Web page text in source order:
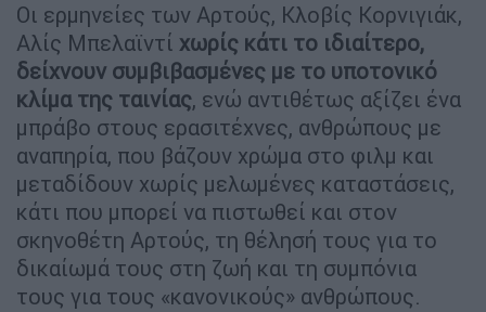
Οι ερμηνείες των Αρτούς, Κλοβίς Κορνιγιάκ,
Αλίς Μπελαϊντί χωρίς κάτι το ιδιαίτερο,
δείχνουν συμβιβασμένες με το υποτονικό
κλίμα της ταινίας, ενώ αντιθέτως αξίζει ένα
μπράβο στους ερασιτέχνες, ανθρώπους με
αναπηρία, που βάζουν χρώμα στο φιλμ και
μεταδίδουν χωρίς μελωμένες καταστάσεις,
κάτι που μπορεί να πιστωθεί και στον
σκηνοθέτη Αρτούς, τη θέλησή τους για το
δικαίωμά τους στη ζωή και τη συμπόνια
τους για τους «κανονικούς» ανθρώπους.